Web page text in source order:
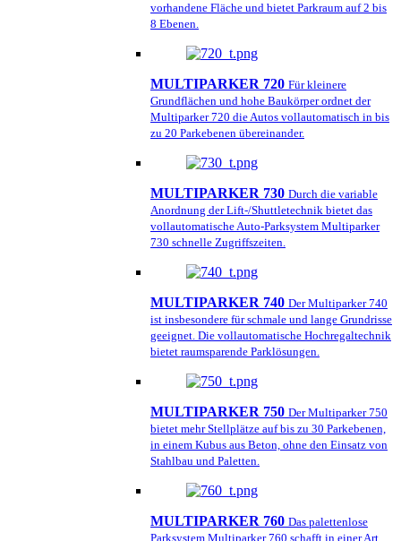
vorhandene Fläche und bietet Parkraum auf 2 bis
8 Ebenen.
MULTIPARKER 720 Für kleinere
Grundflächen und hohe Baukörper ordnet der
Multiparker 720 die Autos vollautomatisch in bis
zu 20 Parkebenen übereinander.
MULTIPARKER 730 Durch die variable
Anordnung der Lift-/Shuttletechnik bietet das
vollautomatische Auto-Parksystem Multiparker
730 schnelle Zugriffszeiten.
MULTIPARKER 740 Der Multiparker 740
ist insbesondere für schmale und lange Grundrisse
geeignet. Die vollautomatische Hochregaltechnik
bietet raumsparende Parklösungen.
MULTIPARKER 750 Der Multiparker 750
bietet mehr Stellplätze auf bis zu 30 Parkebenen,
in einem Kubus aus Beton, ohne den Einsatz von
Stahlbau und Paletten.
MULTIPARKER 760 Das palettenlose
Parksystem Multiparker 760 schafft in einer Art